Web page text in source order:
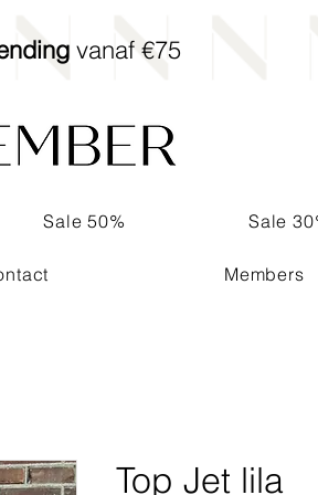
vanaf €75
Sale 50% Sale
Members
Top Jet lila